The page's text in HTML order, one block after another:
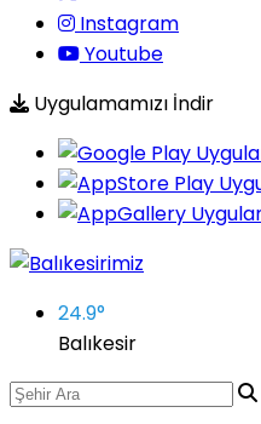
Instagram
Youtube
Uygulamamızı İndir
24.9°
Balıkesir